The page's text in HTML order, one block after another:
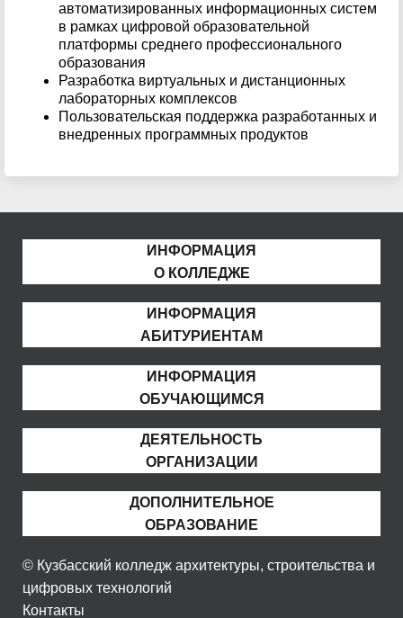
автоматизированных информационных систем
в рамках цифровой образовательной
платформы среднего профессионального
образования
Разработка виртуальных и дистанционных
лабораторных комплексов
Пользовательская поддержка разработанных и
внедренных программных продуктов
ИНФОРМАЦИЯ
О КОЛЛЕДЖЕ
ИНФОРМАЦИЯ
АБИТУРИЕНТАМ
ИНФОРМАЦИЯ
ОБУЧАЮЩИМСЯ
ДЕЯТЕЛЬНОСТЬ
ОРГАНИЗАЦИИ
ДОПОЛНИТЕЛЬНОЕ
ОБРАЗОВАНИЕ
© Кузбасский колледж архитектуры, строительства и
цифровых технологий
Контакты